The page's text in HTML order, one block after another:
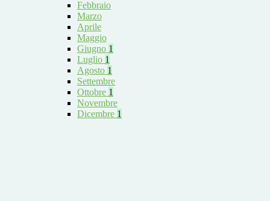
Febbraio
Marzo
Aprile
Maggio
Giugno 1
Luglio 1
Agosto 1
Settembre
Ottobre 1
Novembre
Dicembre 1